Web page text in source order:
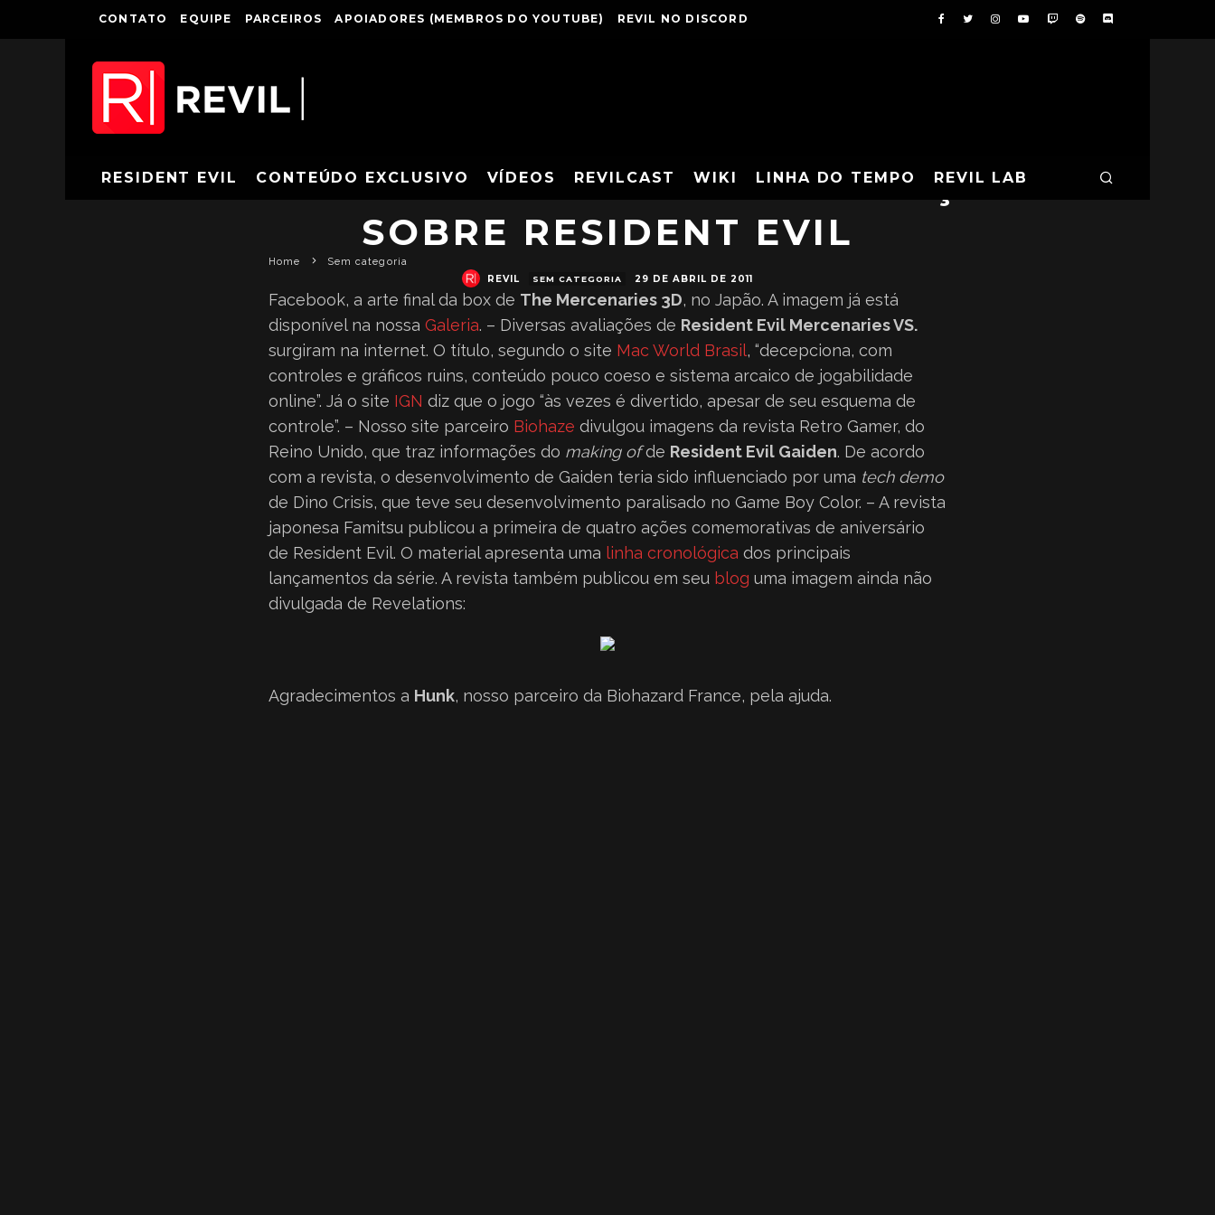
CONTATO EQUIPE PARCEIROS APOIADORES (MEMBROS DO YOUTUBE) REVIL NO DISCORD
RESIDENT EVIL CONTEÚDO EXCLUSIVO VÍDEOS REVILCAST WIKI LINHA DO TEMPO REVIL LAB
CONFIRA UMA SÉRIE DE ATUALIZAÇÕES
SOBRE RESIDENT EVIL
REVIL SEM CATEGORIA 29 DE ABRIL DE 2011
Home Sem categoria
Facebook, a arte final da box de The Mercenaries 3D, no Japão. A imagem já está
disponível na nossa Galeria. – Diversas avaliações de Resident Evil Mercenaries VS.
surgiram na internet. O título, segundo o site Mac World Brasil, “decepciona, com
controles e gráficos ruins, conteúdo pouco coeso e sistema arcaico de jogabilidade
online”. Já o site IGN diz que o jogo “às vezes é divertido, apesar de seu esquema de
controle”. – Nosso site parceiro Biohaze divulgou imagens da revista Retro Gamer, do
Reino Unido, que traz informações do making ofde Resident Evil Gaiden. De acordo
com a revista, o desenvolvimento de Gaiden teria sido influenciado por uma tech demo
de Dino Crisis, que teve seu desenvolvimento paralisado no Game Boy Color. – A revista
japonesa Famitsu publicou a primeira de quatro ações comemorativas de aniversário
de Resident Evil. O material apresenta uma linha cronológica dos principais
lançamentos da série. A revista também publicou em seu blog uma imagem ainda não
divulgada de Revelations:
Agradecimentos a Hunk, nosso parceiro da Biohazard France, pela ajuda.